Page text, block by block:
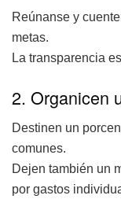
Reúnanse y
metas.
La transparencia
2. Organicen
Destinen un
comunes.
Dejen también un
por gastos